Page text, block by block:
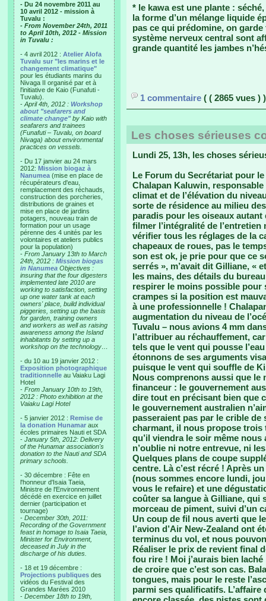
- Du 24 novembre 2011 au
10 avril 2012 - mission à
Tuvalu :
- From November 24th, 2011
to April 10th, 2012 - Mission
in Tuvalu :
- 4 avril 2012 : Atelier Alofa
Tuvalu sur "les marins et le
changement climatique"
pour les étudiants marins du
Nivaga II organisé par et à
l'initiative de Kaio (Funafuti -
Tuvalu).
- April 4th, 2012 : Workshop
about "seafarers and
climate change"by Kaio with
seafarers and trainees
(Funafuti – Tuvalu, on board
Nivaga) about environmental
practices on vessels.
- Du 17 janvier au 24 mars
2012: Mission biogaz à
Nanumea (mise en place de
récupérateurs d'eau,
remplacement des réchauds,
construction des porcheries,
distributions de graines et
mise en place de jardins
potagers, nouveau train de
formation pour un usage
pérenne des 4 unités par les
volontaires et ateliers publics
pour la population)
- From January 13th to March
24th, 2012 : Mission biogas
in Nanumea Objectives :
insuring that the four digesters
implemented late 2010 are
working to satisfaction, setting
up one water tank at each
owners' place, build individual
piggeries, setting up the basis
for garden, training owners
and workers as well as raising
awareness among the Island
inhabitants by setting up a
workshop on the technology…
- du 10 au 19 janvier 2012 :
Exposition photographique
traditionnelle au Vaiaku Lagi
Hotel
- From January 10th to 19th,
2012 : Photo exhibition at the
Vaiaku Lagi Hotel
- 5 janvier 2012 : Remise de
la donation Hunamar aux
écoles primaires Nauti et SDA
- January 5th, 2012: Delivery
of the Hunamar association's
donation to the Nauti and SDA
primary schools.
- 30 décembre : Fête en
l'honneur d'Isaia Taeia,
Ministre de l'Environnement
décédé en exercice en juillet
dernier (participation et
tournage)
- December 30th, 2011:
Recording of the Government
feast in homage to Isaia Taeia,
Minister for Environment,
deceased in July in the
discharge of his duties.
- 18 et 19 décembre :
Projections publiques des
vidéos du Festival des
Grandes Marées 2010
- December 18th to 19th,
* le kawa est une plante :
la forme d’un mélange liquide
pas ce qui prédomine, on
système nerveux central sont
grande quantité les jambes
1 commentaire ( ( 2865 vues ) )
Les choses sérieuses
Lundi 25, 13h, les choses
Le Forum du Secrétariat pour
Chalapan Kaluwin,
climat et de l’élévation du
sorte de résidence au milieu
paradis pour les oiseaux
filmer l’intégralité de
vérifier tous les réglages de la
chapeaux de roues, pas le
son est ok, je prie pour que ce
serrés », m’avait dit Gilliane, «
les mains, des détails du
respirer le moins possible
crampes si la position est
à une professionnelle !
augmentation du niveau de
Tuvalu – nous avions 4 mm
l’attribuer au réchauffement,
tels que le vent qui pousse
étonnons de ses arguments
puisque le vent qui souffle de
Nous comprenons aussi que
financeur : le gouvernement
dire tout en précisant bien que
le gouvernement australien
passeraient pas par le crible de
charmant, il nous propose trois
qu’il viendra le soir même
n’oublie ni notre entrevue, ni
Quelques plans de coupe
centre. Là c’est récré ! Après
(nous sommes encore lundi,
vous le refaire) et une
coûter sa langue à Gilliane, qui
morceau de piment, suivi d’un
Un coup de fil nous averti que
l’avion d’Air New-Zealand ont
terminus du vol, et nous
Réaliser le prix de revient final
fou rire ! Moi j’aurais bien
de croire que c’est son cas.
tongues, mais pour le reste
parmi ses qualificatifs. L’affaire